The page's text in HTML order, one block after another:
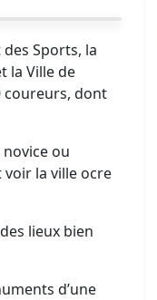
Sports, la
la Ville de
coureurs, dont
ou
voir la ville ocre
lieux bien
d’une